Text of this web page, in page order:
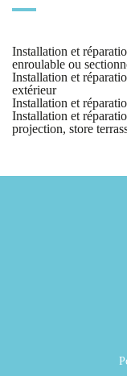
Installation et
enroulable ou
Installation et
extérieur
Installation et
Installation et
projection, store